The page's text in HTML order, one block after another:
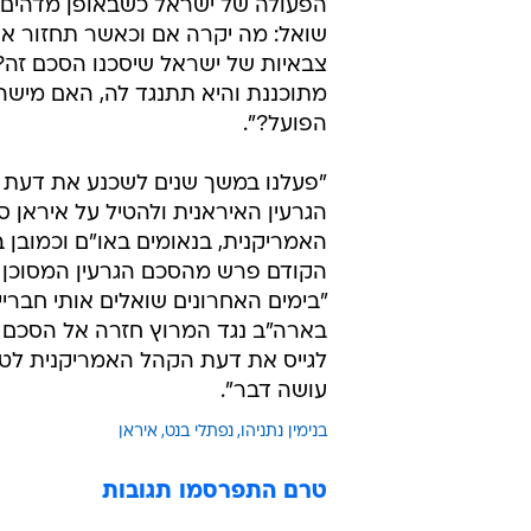
הפעולה של ישראל כשבאופן מדהים
שואל: מה יקרה אם וכאשר תחזור
צבאיות של ישראל שיסכנו הסכם
מתוכננת והיא תתנגד לה, האם
הפועל?".
"פעלנו במשך שנים לשכנע את דעת
הגרעין האיראנית ולהטיל על
האמריקנית, בנאומים באו"ם
הקודם פרש מהסכם הגרעין המסוכן
"בימים האחרונים שואלים אותי
בארה"ב נגד המרוץ חזרה אל הסכם
לגייס את דעת הקהל האמריקנית
עושה דבר".
בנימין נתניהו נפתלי בנט איראן
טרם התפרסמו תגובות